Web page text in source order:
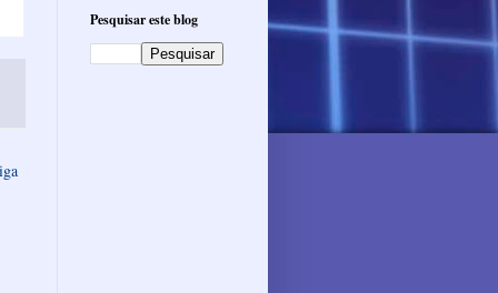
Pesquisar este blog